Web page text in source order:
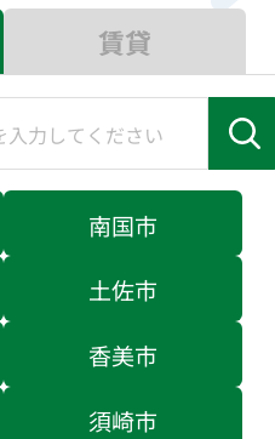
賃貸
南国市
土佐市
香美市
須崎市